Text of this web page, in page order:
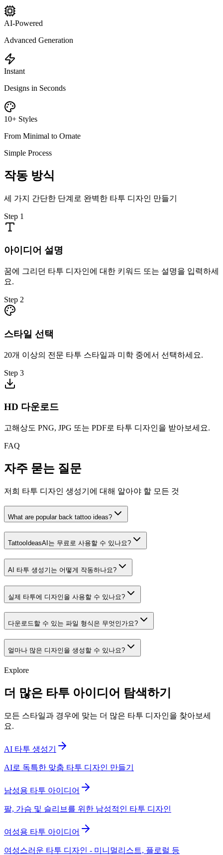
AI-Powered
Advanced Generation
Instant
Designs in Seconds
10+ Styles
From Minimal to Ornate
Simple Process
작동 방식
세 가지 간단한 단계로 완벽한 타투 디자인 만들기
Step 1
아이디어 설명
꿈에 그리던 타투 디자인에 대한 키워드 또는 설명을 입력하세
요.
Step 2
스타일 선택
20개 이상의 전문 타투 스타일과 미학 중에서 선택하세요.
Step 3
HD 다운로드
고해상도 PNG, JPG 또는 PDF로 타투 디자인을 받아보세요.
FAQ
자주 묻는 질문
저희 타투 디자인 생성기에 대해 알아야 할 모든 것
What are popular back tattoo ideas?
TattooIdeasAI는 무료로 사용할 수 있나요?
AI 타투 생성기는 어떻게 작동하나요?
실제 타투에 디자인을 사용할 수 있나요?
다운로드할 수 있는 파일 형식은 무엇인가요?
얼마나 많은 디자인을 생성할 수 있나요?
Explore
더 많은 타투 아이디어 탐색하기
모든 스타일과 경우에 맞는 더 많은 타투 디자인을 찾아보세
요.
AI 타투 생성기
AI로 독특한 맞춤 타투 디자인 만들기
남성용 타투 아이디어
팔, 가슴 및 슬리브를 위한 남성적인 타투 디자인
여성용 타투 아이디어
여성스러운 타투 디자인 - 미니멀리스트, 플로럴 등